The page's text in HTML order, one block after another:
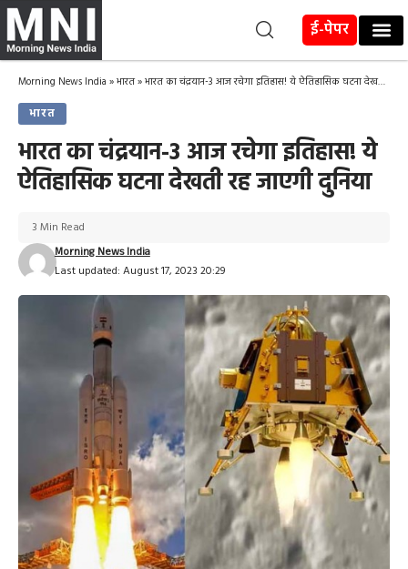
ई-पेपर
Morning News India »भारत»भारत का चंद्रयान-3 आज रचेगा इतिहास! ये ऐतिहासिक घटना देखती रह जाएगी दुनिया
भारत
भारत का चंद्रयान-3 आज रचेगा इतिहास! ये
ऐतिहासिक घटना देखती रह जाएगी दुनिया
Last updated: August 17, 2023 20:29
Morning News India
3 Min Read